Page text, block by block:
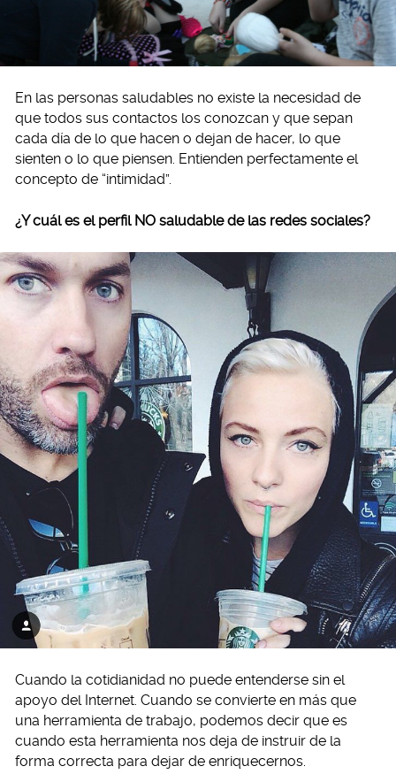
En las personas saludables no existe la necesidad de
que todos sus contactos los conozcan y que sepan
cada día de lo que hacen o dejan de hacer, lo que
sienten o lo que piensen. Entienden perfectamente el
concepto de “intimidad”.
¿Y cuál es el perfil NO saludable de las redes sociales?
Cuando la cotidianidad no puede entenderse sin el
apoyo del Internet. Cuando se convierte en más que
una herramienta de trabajo, podemos decir que es
cuando esta herramienta nos deja de instruir de la
forma correcta para dejar de enriquecernos.